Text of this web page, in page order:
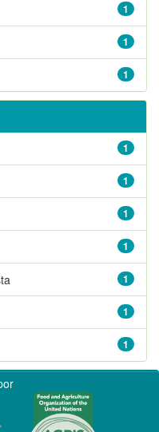
1
1
1
1
1
1
1
1
1
1